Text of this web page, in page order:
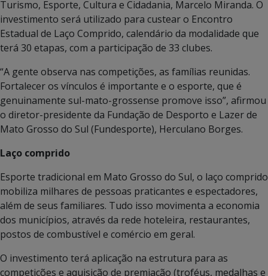
Turismo, Esporte, Cultura e Cidadania, Marcelo Miranda. O
investimento será utilizado para custear o Encontro
Estadual de Laço Comprido, calendário da modalidade que
terá 30 etapas, com a participação de 33 clubes.
“A gente observa nas competições, as famílias reunidas.
Fortalecer os vínculos é importante e o esporte, que é
genuinamente sul-mato-grossense promove isso”, afirmou
o diretor-presidente da Fundação de Desporto e Lazer de
Mato Grosso do Sul (Fundesporte), Herculano Borges.
Laço comprido
Esporte tradicional em Mato Grosso do Sul, o laço comprido
mobiliza milhares de pessoas praticantes e espectadores,
além de seus familiares. Tudo isso movimenta a economia
dos municípios, através da rede hoteleira, restaurantes,
postos de combustível e comércio em geral.
O investimento terá aplicação na estrutura para as
competições e aquisição de premiação (troféus, medalhas e